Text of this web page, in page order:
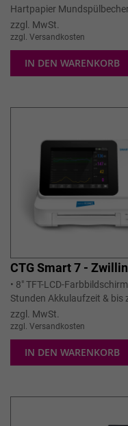
Hartpapier
zzgl. MwSt.
zzgl. Versandkosten
IN DEN WARENKORB
CTG Smart 7 -
• 8" TFT-LCD-
Stunden Akkulaufzeit & bis
zzgl. MwSt.
zzgl. Versandkosten
IN DEN WARENKORB